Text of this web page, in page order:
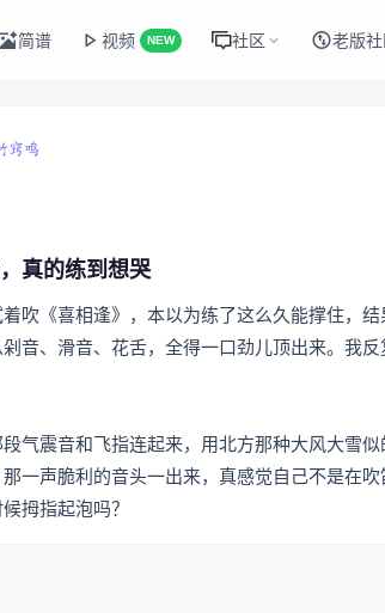
简谱 视频 NEW 社区 老版社
真的练到想哭
着吹《喜相逢》，本以为练了这么久能撑住，
音、滑音、花舌，全得一口劲儿顶出来。我
气震音和飞指连起来，用北方那种大风大雪
一声脆利的音头一出来，真感觉自己不是在
拇指起泡吗？